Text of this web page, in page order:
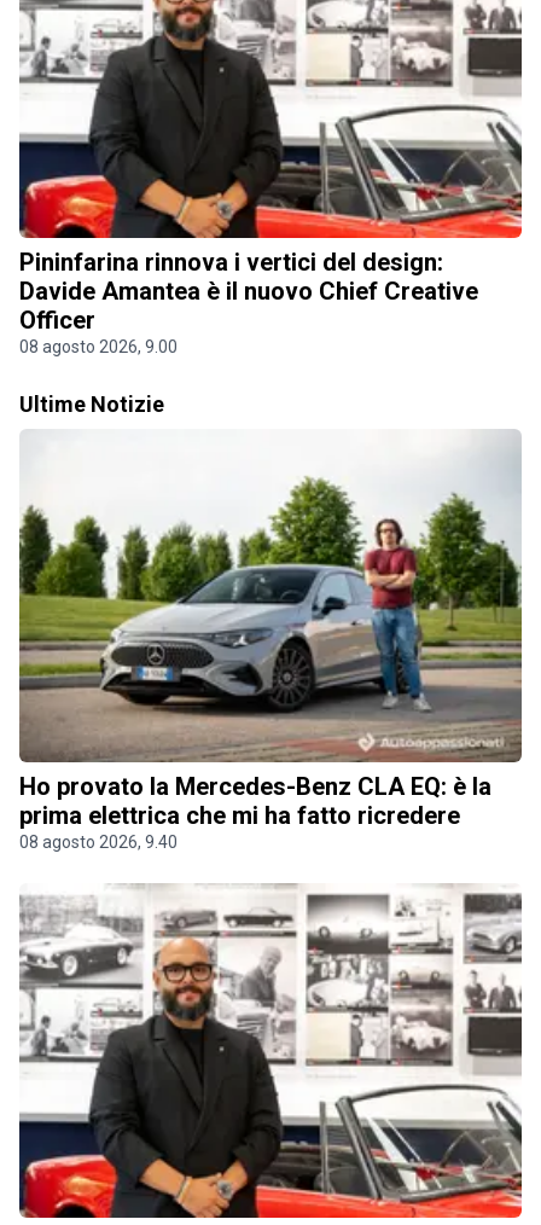
Pininfarina rinnova i vertici del design:
Davide Amantea è il nuovo Chief Creative
Officer
08 agosto 2026, 9.00
Ultime Notizie
Ho provato la Mercedes-Benz CLA EQ: è la
prima elettrica che mi ha fatto ricredere
08 agosto 2026, 9.40